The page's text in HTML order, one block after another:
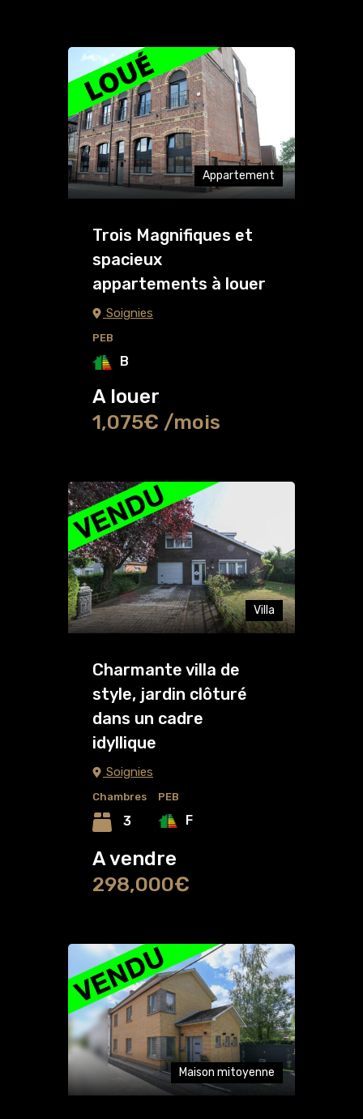
Appartement
Trois Magnifiques et
spacieux
appartements à louer
Soignies
PEB
B
A louer
1,075€ /mois
Villa
Charmante villa de
style, jardin clôturé
dans un cadre
idyllique
Soignies
Chambres
3
PEB
F
A vendre
298,000€
Maison mitoyenne